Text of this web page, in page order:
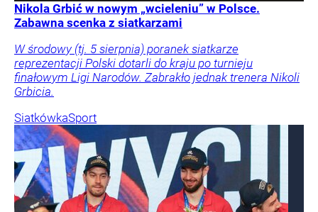
Nikola Grbić w nowym „wcieleniu” w Polsce.
Zabawna scenka z siatkarzami
W środowy (tj. 5 sierpnia) poranek siatkarze
reprezentacji Polski dotarli do kraju po turnieju
finałowym Ligi Narodów. Zabrakło jednak trenera Nikoli
Grbicia.
SiatkówkaSport